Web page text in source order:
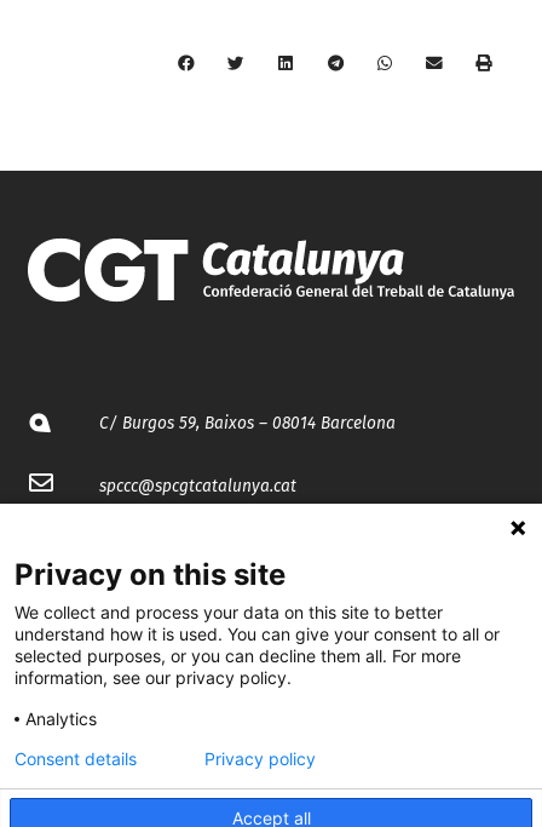
C/ Burgos 59, Baixos – 08014 Barcelona
spccc@spcgtcatalunya.cat
@CGTCatalunya
cgtcatalunya
cgtcatalunya
Privacy on this site
We collect and process your data on this site to better
understand how it is used. You can give your consent to all or
selected purposes, or you can decline them all. For more
information, see our privacy policy.
Analytics
Accept all
Consent details Privacy policy